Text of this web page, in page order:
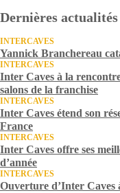
Dernières
INTERCAVES
Yannick Branchereau
INTERCAVES
Inter Caves à la
salons de la franchise
INTERCAVES
Inter Caves étend son
France
INTERCAVES
Inter Caves offre ses
d’année
INTERCAVES
Ouverture d’Inter Caves